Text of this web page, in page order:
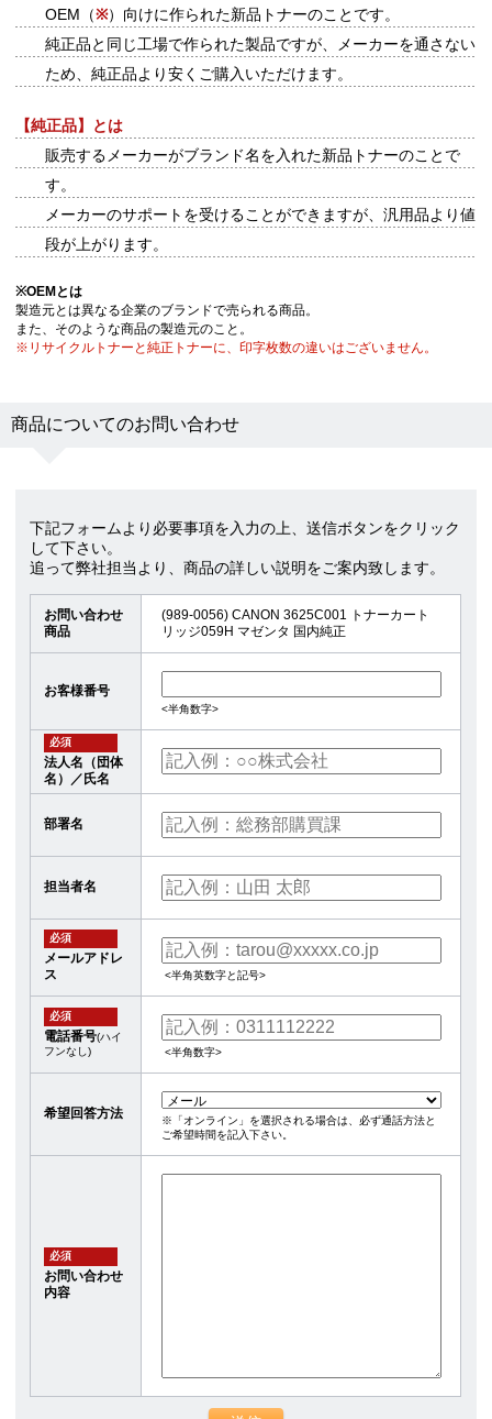
OEM（※）向けに作られた新品トナーのことです。
純正品と同じ工場で作られた製品ですが、メーカーを通さない
ため、純正品より安くご購入いただけます。
【純正品】とは
販売するメーカーがブランド名を入れた新品トナーのことで
す。
メーカーのサポートを受けることができますが、汎用品より値
段が上がります。
※OEMとは
製造元とは異なる企業のブランドで売られる商品。
また、そのような商品の製造元のこと。
※リサイクルトナーと純正トナーに、印字枚数の違いはございません。
商品についてのお問い合わせ
下記フォームより必要事項を入力の上、送信ボタンをクリック
して下さい。
追って弊社担当より、商品の詳しい説明をご案内致します。
お問い合わせ
商品
(989-0056) CANON 3625C001 トナーカート
リッジ059H マゼンタ 国内純正
お客様番号
<半角数字>
必須
法人名（団体
名）／氏名
部署名
担当者名
必須
メールアドレ
ス
<半角英数字と記号>
必須
電話番号(ハイ
フンなし)
<半角数字>
希望回答方法
※「オンライン」を選択される場合は、必ず通話方法と
ご希望時間を記入下さい。
必須
お問い合わせ
内容